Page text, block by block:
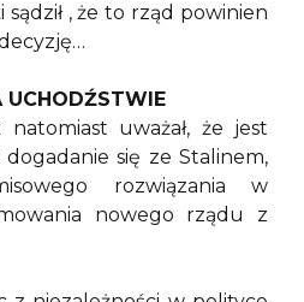
sądził , że to rząd powinien
UCHODŹSTWIE
natomiast uważał, że jest
się ze Stalinem,
rozwiązania w
nowego rządu z